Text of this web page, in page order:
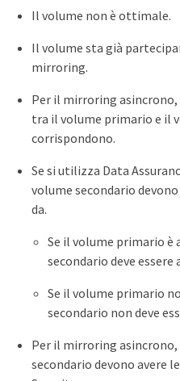
Il volume non è ottimale.
Il volume sta già
mirroring.
Per il mirroring
tra il volume primario e il
corrispondono.
Se si utilizza Data
volume secondario
da.
Se il volume primario
secondario deve
Se il volume primario
secondario non deve
Per il mirroring
secondario devono avere